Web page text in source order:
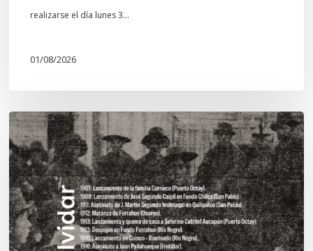
realizarse el día lunes 3…
01/08/2026
Chawrakawin:
Palimpsesto
explora
a
través
del